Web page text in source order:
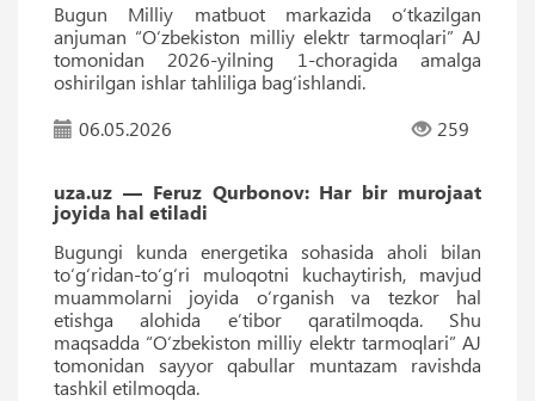
Bugun Milliy matbuot markazida o‘tkazilgan
anjuman “O‘zbekiston milliy elektr tarmoqlari” AJ
tomonidan 2026-yilning 1-choragida amalga
oshirilgan ishlar tahliliga bag‘ishlandi.
06.05.2026
259
uza.uz — Feruz Qurbonov: Har bir murojaat
joyida hal etiladi
Bugungi kunda energetika sohasida aholi bilan
to‘g‘ridan-to‘g‘ri muloqotni kuchaytirish, mavjud
muammolarni joyida o‘rganish va tezkor hal
etishga alohida e’tibor qaratilmoqda. Shu
maqsadda “O‘zbekiston milliy elektr tarmoqlari” AJ
tomonidan sayyor qabullar muntazam ravishda
tashkil etilmoqda.